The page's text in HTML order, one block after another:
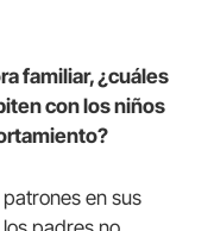
familiar, ¿cuáles
con los niños
en sus